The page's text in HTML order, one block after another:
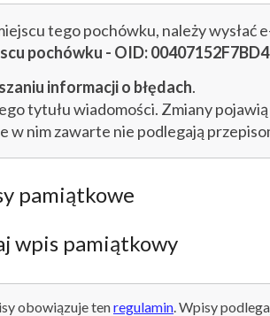
tego pochówku, należy wysłać
pochówku - OID:
informacji o błędach.
tytułu wiadomości. Zmiany
w nim zawarte nie podlegają
pamiątkowe
wpis pamiątkowy
obowiązuje tenregulamin . Wpisy